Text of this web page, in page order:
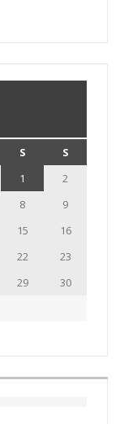
S
S
1
2
8
9
15
16
22
23
29
30